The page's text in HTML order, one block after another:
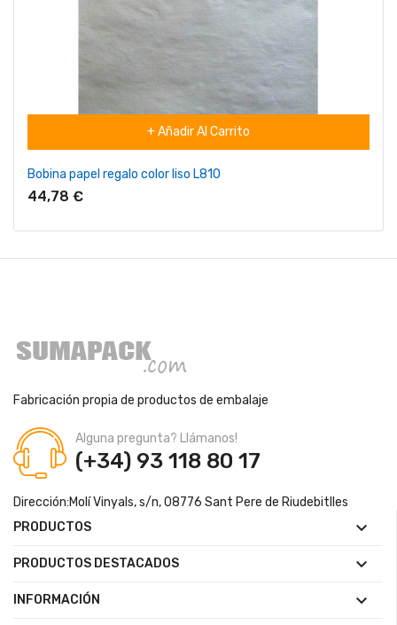
+ Añadir Al Carrito
Bobina papel regalo color liso L810
44,78 €
Fabricación propia de productos de embalaje
Alguna pregunta? Llámanos!
(+34) 93 118 80 17
Dirección:Molí Vinyals, s/n, 08776 Sant Pere de Riudebitlles
PRODUCTOS

PRODUCTOS DESTACADOS 
INFORMACIÓN 